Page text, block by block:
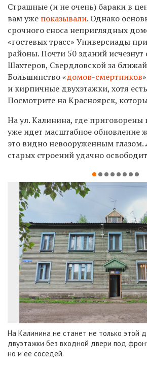
Страшные (и не очень) бараки в
вам уже показывали. Однако
срочного сноса неприглядных
«гостевых трасс» Универсиады
районы. Почти 50 зданий исчезнут
Шахтеров, Свердловской за
Большинство «домов-смертников
и кирпичные двухэтажки, хотя
Посмотрите на Красноярск,
На ул. Калинина, где приговорены
уже идет масштабное обновление
это видно невооруженным
старых строений удачно
На Калинина не станет не только этой
двуэтажки без входной двери под
но и ее соседей.